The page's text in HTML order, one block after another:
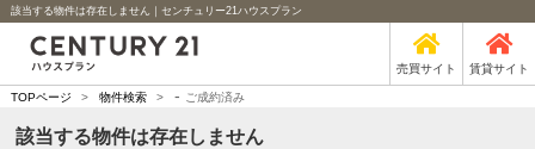
該当する物件は存在しません｜センチュリー21ハウスプラン
売買サイト 賃貸サイト
TOPページ > 物件検索 > - ご成約済み
該当する物件は存在しません